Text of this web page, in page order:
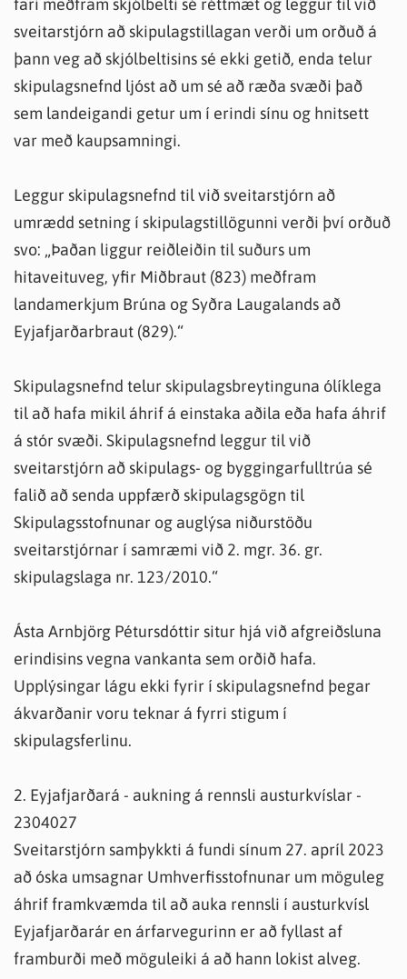
fari meðfram skjólbelti sé réttmæt og leggur til við
sveitarstjórn að skipulagstillagan verði um orðuð á
þann veg að skjólbeltisins sé ekki getið, enda telur
skipulagsnefnd ljóst að um sé að ræða svæði það
sem landeigandi getur um í erindi sínu og hnitsett
var með kaupsamningi.
Leggur skipulagsnefnd til við sveitarstjórn að
umrædd setning í skipulagstillögunni verði því orðuð
svo: „Þaðan liggur reiðleiðin til suðurs um
hitaveituveg, yfir Miðbraut (823) meðfram
landamerkjum Brúna og Syðra Laugalands að
Eyjafjarðarbraut (829).“
Skipulagsnefnd telur skipulagsbreytinguna ólíklega
til að hafa mikil áhrif á einstaka aðila eða hafa áhrif
á stór svæði. Skipulagsnefnd leggur til við
sveitarstjórn að skipulags- og byggingarfulltrúa sé
falið að senda uppfærð skipulagsgögn til
Skipulagsstofnunar og auglýsa niðurstöðu
sveitarstjórnar í samræmi við 2. mgr. 36. gr.
skipulagslaga nr. 123/2010.“
Ásta Arnbjörg Pétursdóttir situr hjá við afgreiðsluna
erindisins vegna vankanta sem orðið hafa.
Upplýsingar lágu ekki fyrir í skipulagsnefnd þegar
ákvarðanir voru teknar á fyrri stigum í
skipulagsferlinu.
2. Eyjafjarðará - aukning á rennsli austurkvíslar -
2304027
Sveitarstjórn samþykkti á fundi sínum 27. apríl 2023
að óska umsagnar Umhverfisstofnunar um möguleg
áhrif framkvæmda til að auka rennsli í austurkvísl
Eyjafjarðarár en árfarvegurinn er að fyllast af
framburði með möguleiki á að hann lokist alveg.